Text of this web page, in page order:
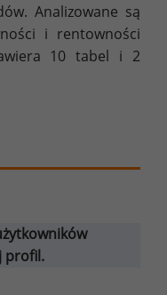
Analizowane są
i rentowności
10 tabel i 2
profil.